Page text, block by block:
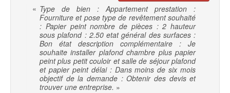
« Type de bien : Appartement prestation :
Fourniture et pose type de revêtement souhaité
: Papier peint nombre de pièces : 2 hauteur
sous plafond : 2.50 etat général des surfaces :
Bon état description complémentaire : Je
souhaite installer plafond chambre plus papier
peint plus petit couloir et salle de séjour plafond
et papier peint délai : Dans moins de six mois
objectif de la demande : Obtenir des devis et
trouver une entreprise. »